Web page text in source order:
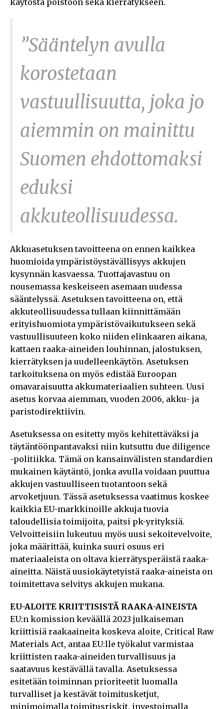
”Sääntelyn avulla
korostetaan
vastuullisuutta, joka jo
aiemmin on mainittu
Suomen ehdottomaksi
eduksi
akkuteollisuudessa.
Akkuasetuksen tavoitteena on ennen kaikkea
huomioida ympäristöystävällisyys akkujen
kysynnän kasvaessa. Tuottajavastuu on
nousemassa keskeiseen asemaan uudessa
sääntelyssä. Asetuksen tavoitteena on, että
akkuteollisuudessa tullaan kiinnittämään
erityishuomiota ympäristövaikutukseen sekä
vastuullisuuteen koko niiden elinkaaren aikana,
kattaen raaka-aineiden louhinnan, jalostuksen,
kierrätyksen ja uudelleenkäytön. Asetuksen
tarkoituksena on myös edistää Euroopan
omavaraisuutta akkumateriaalien suhteen. Uusi
asetus korvaa aiemman, vuoden 2006, akku- ja
paristodirektiivin.
Asetuksessa on esitetty myös kehitettäväksi ja
täytäntöönpantavaksi niin kutsuttu due diligence
-politiikka. Tämä on kansainvälisten standardien
mukainen käytäntö, jonka avulla voidaan puuttua
akkujen vastuulliseen tuotantoon sekä
arvoketjuun. Tässä asetuksessa vaatimus koskee
kaikkia EU-markkinoille akkuja tuovia
taloudellisia toimijoita, paitsi pk-yrityksiä.
Velvoitteisiin lukeutuu myös uusi sekoitevelvoite,
joka määrittää, kuinka suuri osuus eri
materiaaleista on oltava kierrätysperäistä raaka-
aineitta. Näistä uusiokäytetyistä raaka-aineista on
toimitettava selvitys akkujen mukana.
EU-ALOITE KRIITTISISTÄ RAAKA-AINEISTA
EU:n komission keväällä 2023 julkaiseman
kriittisiä raakaaineita koskeva aloite, Critical Raw
Materials Act, antaa EU:lle työkalut varmistaa
kriittisten raaka-aineiden turvallisuus ja
saatavuus kestävällä tavalla. Asetuksessa
esitetään toiminnan prioriteetit luomalla
turvalliset ja kestävät toimitusketjut,
minimoimalla toimitusriskit, investoimalla